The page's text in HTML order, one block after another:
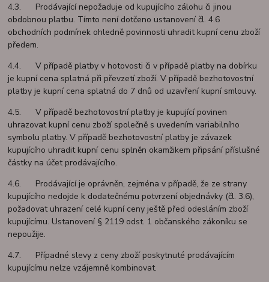
4.3. Prodávající nepožaduje od kupujícího zálohu či jinou
obdobnou platbu. Tímto není dotčeno ustanovení čl. 4.6
obchodních podmínek ohledně povinnosti uhradit kupní cenu zboží
předem.
4.4. V případě platby v hotovosti či v případě platby na dobírku
je kupní cena splatná při převzetí zboží. V případě bezhotovostní
platby je kupní cena splatná do 7 dnů od uzavření kupní smlouvy.
4.5. V případě bezhotovostní platby je kupující povinen
uhrazovat kupní cenu zboží společně s uvedením variabilního
symbolu platby. V případě bezhotovostní platby je závazek
kupujícího uhradit kupní cenu splněn okamžikem připsání příslušné
částky na účet prodávajícího.
4.6. Prodávající je oprávněn, zejména v případě, že ze strany
kupujícího nedojde k dodatečnému potvrzení objednávky (čl. 3.6),
požadovat uhrazení celé kupní ceny ještě před odesláním zboží
kupujícímu. Ustanovení § 2119 odst. 1 občanského zákoníku se
nepoužije.
4.7. Případné slevy z ceny zboží poskytnuté prodávajícím
kupujícímu nelze vzájemně kombinovat.